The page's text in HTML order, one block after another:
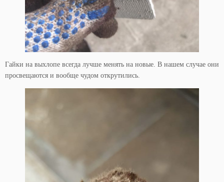
Гайки на выхлопе всегда лучше менять на новые. В нашем случае они
просвещаются и вообще чудом открутились.